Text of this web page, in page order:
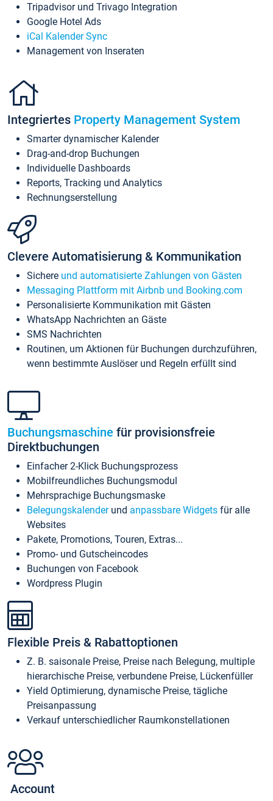
Tripadvisor und Trivago Integration
Google Hotel Ads
iCal Kalender Sync
Management von Inseraten
Integriertes Property Management System
Smarter dynamischer Kalender
Drag-and-drop Buchungen
Individuelle Dashboards
Reports, Tracking und Analytics
Rechnungserstellung
Clevere Automatisierung & Kommunikation
Sichere und automatisierte Zahlungen von Gästen
Messaging Plattform mit Airbnb und Booking.com
Personalisierte Kommunikation mit Gästen
WhatsApp Nachrichten an Gäste
SMS Nachrichten
Routinen, um Aktionen für Buchungen durchzuführen,
wenn bestimmte Auslöser und Regeln erfüllt sind
Buchungsmaschine für provisionsfreie
Direktbuchungen
Einfacher 2-Klick Buchungsprozess
Mobilfreundliches Buchungsmodul
Mehrsprachige Buchungsmaske
Belegungskalenderund anpassbare Widgets für alle
Websites
Pakete, Promotions, Touren, Extras...
Promo- und Gutscheincodes
Buchungen von Facebook
Wordpress Plugin
Flexible Preis & Rabattoptionen
Z. B. saisonale Preise, Preise nach Belegung, multiple
hierarchische Preise, verbundene Preise, Lückenfüller
Yield Optimierung, dynamische Preise, tägliche
Preisanpassung
Verkauf unterschiedlicher Raumkonstellationen
Account